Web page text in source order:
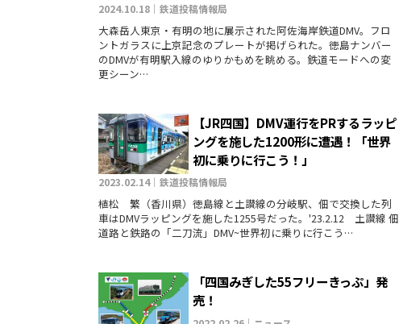
2024.10.18｜鉄道投稿情報局
大森岳人東京・有明の地に展示された阿佐海岸鉄道DMV。フロ
ントガラスに上京記念のプレートが掲げられた。徳島ナンバー
のDMVが有明駅入線のゆりかもめを眺める。鉄道モードへの変
更シーン…
【JR四国】DMV運行をPRするラッピ
ングを施した1200形に遭遇！「世界
初に乗りに行こう！」
2023.02.14｜鉄道投稿情報局
植松 繁（香川県）徳島線と土讃線の分岐駅、佃で交換した列
車はDMVラッピングを施した1255号だった。'23.2.12 土讃線 佃
道路と鉄路の「二刀流」DMV~世界初に乗りに行こう…
「四国みぎした55フリーきっぷ」発
売！